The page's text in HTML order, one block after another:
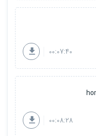
00:07:40
00:08:28